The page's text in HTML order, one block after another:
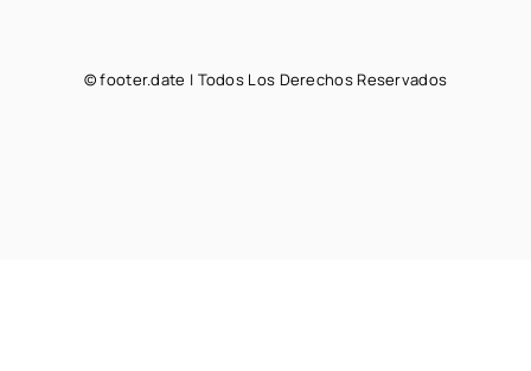
© footer.date | Todos Los Derechos Reservados